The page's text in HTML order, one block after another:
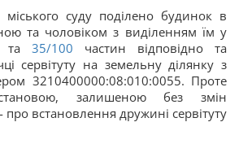
суду поділено будинок в
та чоловіком з виділенням їм у
та 35/100 частин відповідно та
сервітуту на земельну ділянку з
3210400000:08:010:0055. Проте
залишеною без змін
встановлення дружині сервітуту